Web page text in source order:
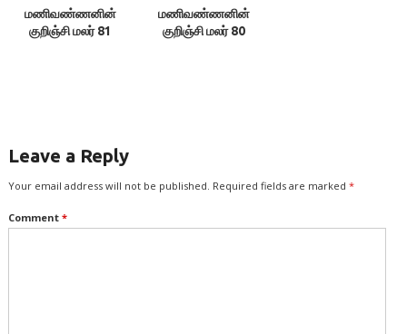
மணிவண்ணனின்
குறிஞ்சி மலர் 81
மணிவண்ணனின்
குறிஞ்சி மலர் 80
Leave a Reply
Your email address will not be published. Required fields are marked *
Comment *